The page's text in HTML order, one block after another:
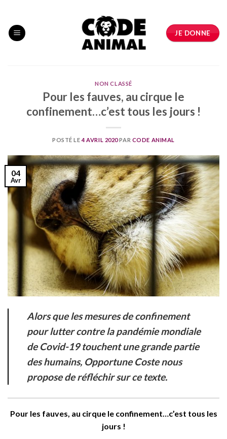
content
JE DONNE
NON CLASSÉ
Pour les fauves, au cirque le
confinement…c’est tous les jours !
POSTÉ LE4 AVRIL 2020PAR CODE ANIMAL
04
Avr
Alors que les mesures de confinement
pour lutter contre la pandémie mondiale
de Covid-19 touchent une grande partie
des humains, Opportune Coste nous
propose de réfléchir sur ce texte.
Pour les fauves, au cirque le confinement…c’est tous les
jours !